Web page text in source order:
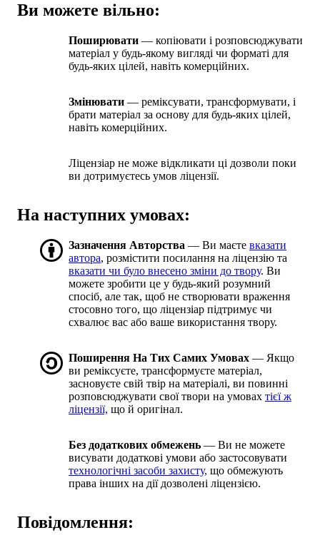
Ви можете вільно:
Поширювати — копіювати і розповсюджувати
матеріал у будь-якому вигляді чи форматі для
будь-яких цілей, навіть комерційних.
Змінювати — реміксувати, трансформувати, і
брати матеріал за основу для будь-яких цілей,
навіть комерційних.
Ліцензіар не може відкликати ці дозволи поки
ви дотримуєтесь умов ліцензії.
На наступних умовах:
Зазначення Авторства — Ви маєте вказати
автора, розмістити посилання на ліцензію та
вказати чи було внесено зміни до твору. Ви
можете зробити це у будь-який розумний
спосіб, але так, щоб не створювати враження
стосовно того, що ліцензіар підтримує чи
схвалює вас або ваше використання твору.
Поширення На Тих Самих Умовах — Якщо
ви реміксуєте, трансформуєте матеріал,
засновуєте свій твір на матеріалі, ви повинні
розповсюджувати свої твори на умовах тієї ж
ліцензії, що й оригінал.
Без додаткових обмежень — Ви не можете
висувати додаткові умови або застосовувати
технологічні засоби захисту, що обмежують
права інших на дії дозволені ліцензією.
Повідомлення: